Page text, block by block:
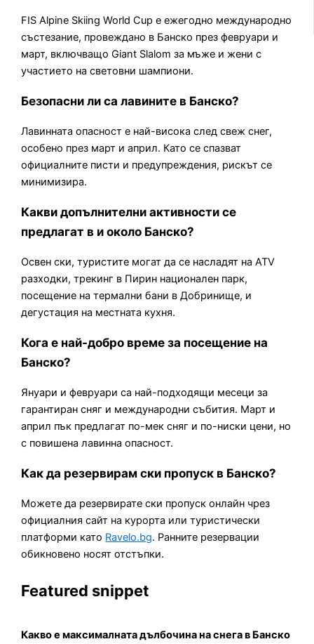
FIS Alpine Skiing World Cup е ежегодно международно
състезание, провеждано в Банско през февруари и
март, включващо Giant Slalom за мъже и жени с
участието на световни шампиони.
Безопасни ли са лавините в Банско?
Лавинната опасност е най-висока след свеж снег,
особено през март и април. Като се спазват
официалните писти и предупреждения, рискът се
минимизира.
Какви допълнителни активности се
предлагат в и около Банско?
Освен ски, туристите могат да се насладят на ATV
разходки, трекинг в Пирин национален парк,
посещение на термални бани в Добринище, и
дегустация на местната кухня.
Кога е най-добро време за посещение на
Банско?
Януари и февруари са най-подходящи месеци за
гарантиран сняг и международни събития. Март и
април пък предлагат по-мек сняг и по-ниски цени, но
с повишена лавинна опасност.
Как да резервирам ски пропуск в Банско?
Можете да резервирате ски пропуск онлайн чрез
официалния сайт на курорта или туристически
платформи като Ravelo.bg. Ранните резервации
обикновено носят отстъпки.
Featured snippet
Какво е максималната дълбочина на снега в Банско